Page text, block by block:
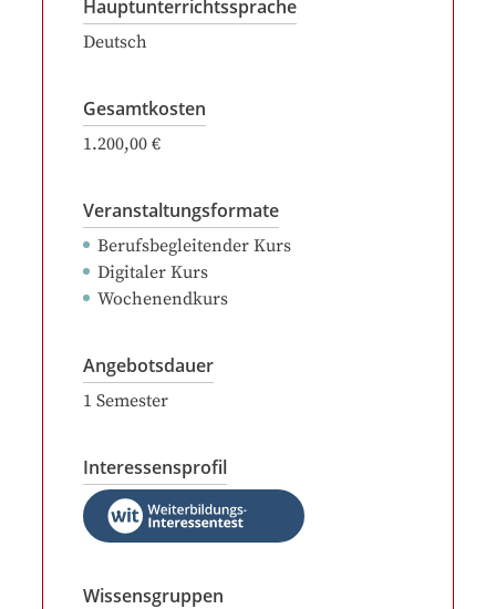
Hauptunterrichtssprache
Deutsch
Gesamtkosten
1.200,00 €
Veranstaltungsformate
Berufsbegleitender Kurs
Digitaler Kurs
Wochenendkurs
Angebotsdauer
1 Semester
Interessensprofil
Wissensgruppen